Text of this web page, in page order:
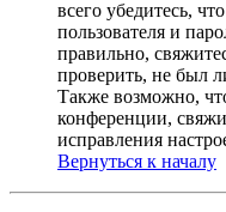
всего убедитесь,
пользователя и
правильно,
проверить, не был
Также возможно,
конференции,
исправления
Вернуться к началу